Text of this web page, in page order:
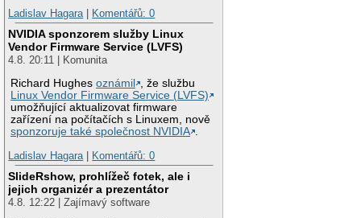
Ladislav Hagara
Komentářů: 0
NVIDIA sponzorem služby Linux
Vendor Firmware Service (LVFS)
4.8. 20:11 | Komunita
Richard Hughesoznámil
, že službu
Linux Vendor Firmware Service (LVFS)
umožňující aktualizovat firmware
zařízení na počítačích s Linuxem, nově
sponzoruje také společnost NVIDIA .
Ladislav Hagara | Komentářů: 0
SlideRshow, prohlížeč fotek, ale i
jejich organizér a prezentátor
4.8. 12:22 | Zajímavý software